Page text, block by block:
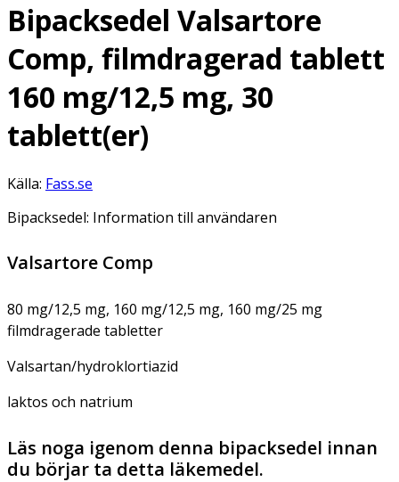
Bipacksedel Valsartore
Comp, filmdragerad tablett
160 mg/12,5 mg, 30
tablett(er)
Källa: Fass.se
Bipacksedel: Information till användaren
Valsartore Comp
80 mg/12,5 mg, 160 mg/12,5 mg, 160 mg/25 mg
filmdragerade tabletter
Valsartan/hydroklortiazid
laktos och natrium
Läs noga igenom denna bipacksedel innan
du börjar ta detta läkemedel.